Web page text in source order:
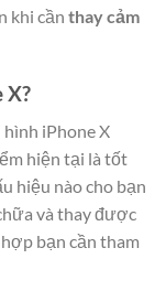
khi cần thay cảm
X?
iPhone X
hiện tại là tốt
hiệu nào cho bạn
và thay được
bạn cần tham